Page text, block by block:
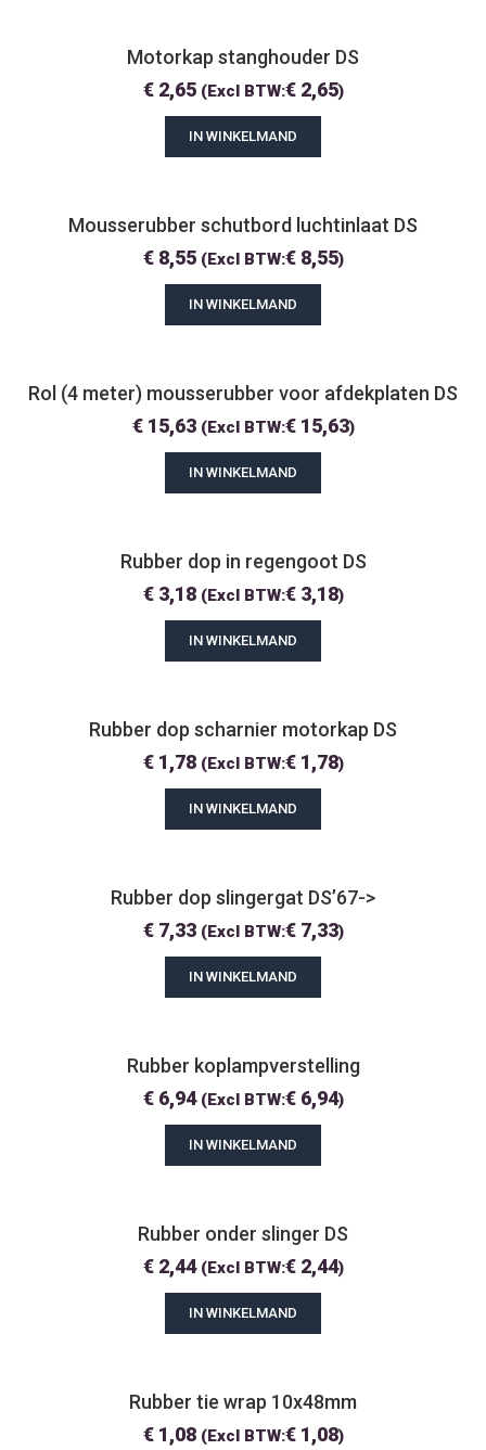
Motorkap stanghouder DS
€2,65 (Excl BTW:€2,65)
IN WINKELMAND
Mousserubber schutbord luchtinlaat DS
€8,55 (Excl BTW:€8,55)
IN WINKELMAND
Rol (4 meter) mousserubber voor afdekplaten DS
€15,63 (Excl BTW:€15,63)
IN WINKELMAND
Rubber dop in regengoot DS
€3,18 (Excl BTW:€3,18)
IN WINKELMAND
Rubber dop scharnier motorkap DS
€1,78 (Excl BTW:€1,78)
IN WINKELMAND
Rubber dop slingergat DS’67->
€7,33 (Excl BTW:€7,33)
IN WINKELMAND
Rubber koplampverstelling
€6,94 (Excl BTW:€6,94)
IN WINKELMAND
Rubber onder slinger DS
€2,44 (Excl BTW:€2,44)
IN WINKELMAND
Rubber tie wrap 10x48mm
€1,08 (Excl BTW:€1,08)